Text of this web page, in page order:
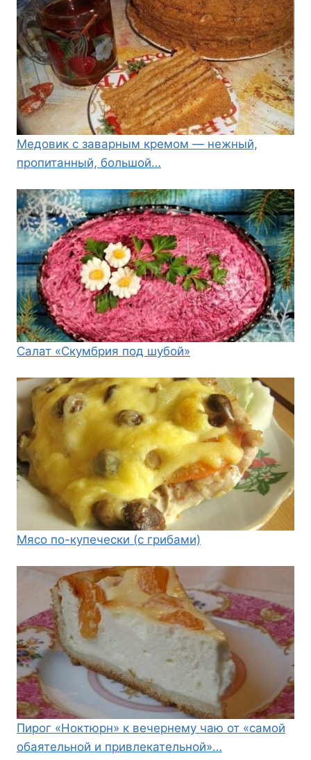
Медовик с заварным кремом — нежный,
пропитанный, большой…
Салат «Скумбрия под шубой»
Мясо по-купечески (с грибами)
Пирог «Ноктюрн» к вечернему чаю от «самой
обаятельной и привлекательной»…